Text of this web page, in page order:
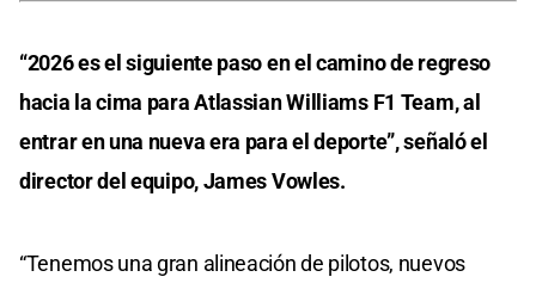
“2026 es el siguiente paso en el camino de regreso
hacia la cima para Atlassian Williams F1 Team, al
entrar en una nueva era para el deporte”, señaló el
director del equipo, James Vowles.
“Tenemos una gran alineación de pilotos, nuevos